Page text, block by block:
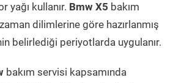
yağı kullanır. Bmw X5 bakım
dilimlerine göre hazırlanmış
belirlediği periyotlarda uygulanır.
bakım servisi kapsamında